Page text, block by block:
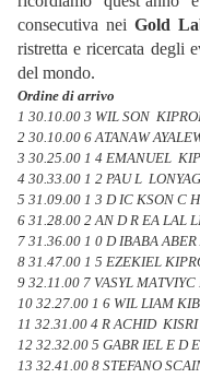
consecutiva nei Gold
ristretta e ricercata degli
del mondo.
Ordine di arrivo
1 30.10.00 3 WIL SON
2 30.10.00 6 ATANAW
3 30.25.00 1 4 EMANUEL
4 30.33.00 1 2 PAU L
5 31.09.00 1 3 D IC KSON C
6 31.28.00 2 AN D R EA LAL
7 31.36.00 1 0 D IBABA
8 31.47.00 1 5 EZEKIEL
9 32.11.00 7 VASYL
10 32.27.00 1 6 WIL LIAM
11 32.31.00 4 R ACHID
12 32.32.00 5 GABR IEL E D
13 32.41.00 8 STEFANO